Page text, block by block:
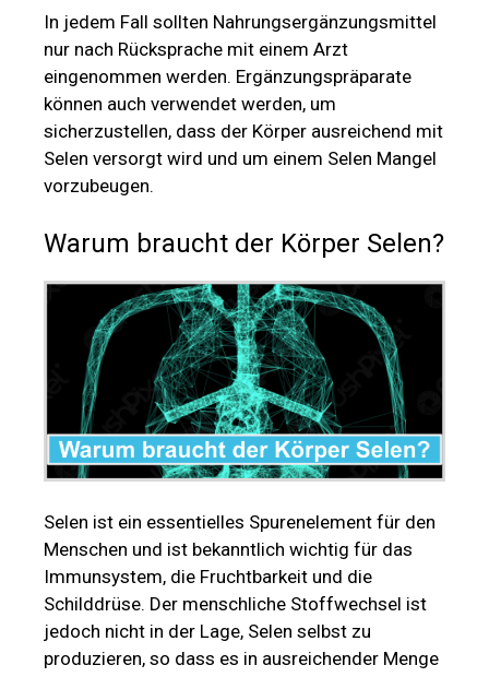
In jedem Fall sollten Nahrungsergänzungsmittel
nur nach Rücksprache mit einem Arzt
eingenommen werden. Ergänzungspräparate
können auch verwendet werden, um
sicherzustellen, dass der Körper ausreichend mit
Selen versorgt wird und um einem Selen Mangel
vorzubeugen.
Warum braucht der Körper Selen?
Selen ist ein essentielles Spurenelement für den
Menschen und ist bekanntlich wichtig für das
Immunsystem, die Fruchtbarkeit und die
Schilddrüse. Der menschliche Stoffwechsel ist
jedoch nicht in der Lage, Selen selbst zu
produzieren, so dass es in ausreichender Menge